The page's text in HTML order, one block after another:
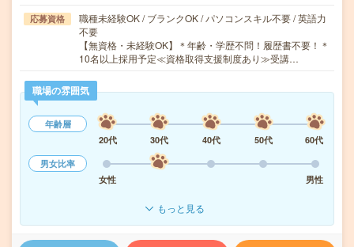
応募資格
職種未経験OK / ブランクOK / パソコンスキル不要 / 英語力
不要
【無資格・未経験OK】＊年齢・学歴不問！履歴書不要！＊
10名以上採用予定≪資格取得支援制度あり≫受講…
職場の雰囲気
年齢層
20代
30代 40代 50代
60代
男女比率
女性
男性
もっと見る